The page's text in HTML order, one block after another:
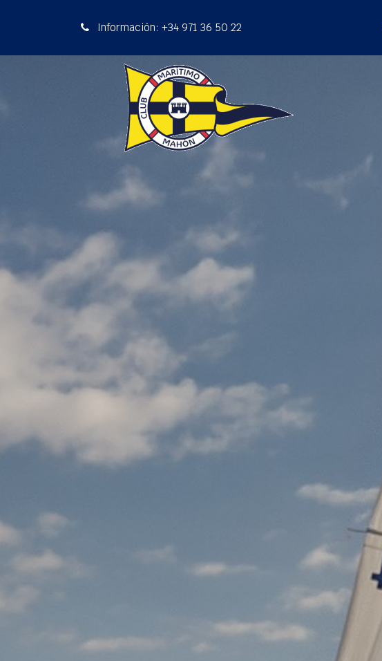
Información: +34 971 36 50 22